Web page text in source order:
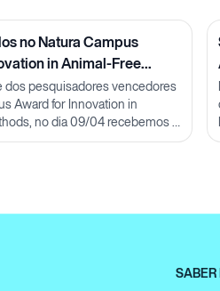
no Natura Campus
in Animal-Free
Lorena Neves
dos pesquisadores vencedores
Award for Innovation in
no dia 09/04 recebemos a
Neves, M.Sc.